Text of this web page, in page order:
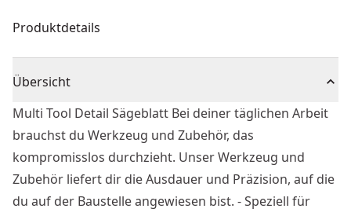
Produktdetails
Übersicht
Multi Tool Detail Sägeblatt Bei deiner täglichen Arbeit
brauchst du Werkzeug und Zubehör, das
kompromisslos durchzieht. Unser Werkzeug und
Zubehör liefert dir die Ausdauer und Präzision, auf die
du auf der Baustelle angewiesen bist. - Speziell für